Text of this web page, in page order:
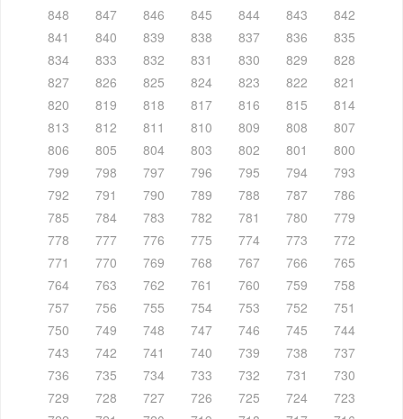
848
847 846 845 844 843
842
841
840 839 838 837 836
835
834
833 832 831 830 829
828
827
826 825 824 823 822
821
820
819 818 817 816 815
814
813
812 811 810 809 808
807
806
805 804 803 802 801
800
799
798 797 796 795 794
793
792
791 790 789 788 787
786
785
784 783 782 781 780
779
778
777 776 775 774 773
772
771
770 769 768 767 766
765
764
763 762 761 760 759
758
757
756 755 754 753 752
751
750
749 748 747 746 745
744
743
742 741 740 739 738
737
736
735 734 733 732 731
730
729
728 727 726 725 724
723